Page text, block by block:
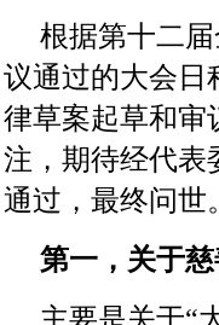
根据第十二
议通过的大会日
律草案起草和审
注，期待经代表
通过，最终问世。
第一，关于慈